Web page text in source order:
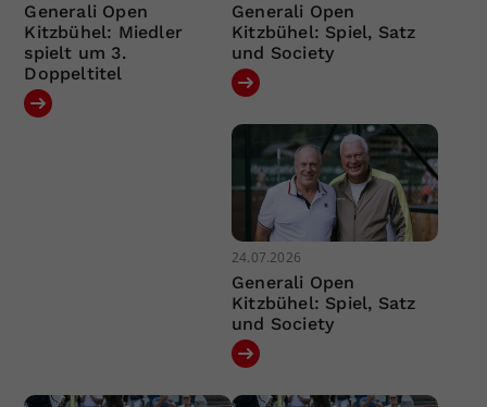
Generali Open
Kitzbühel: Miedler
spielt um 3.
Doppeltitel
Generali Open
Kitzbühel: Spiel, Satz
und Society
24.07.2026
Generali Open
Kitzbühel: Spiel, Satz
und Society